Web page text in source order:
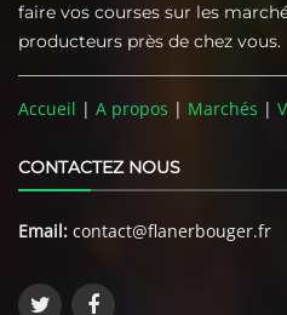
faire vos courses sur les
producteurs près de chez vous.
Accueil | A propos | Marchés |
CONTACTEZ NOUS
Email: contact@flanerbouger.fr